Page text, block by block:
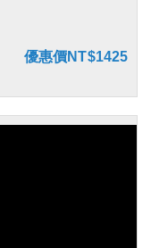
優惠價NT$1425